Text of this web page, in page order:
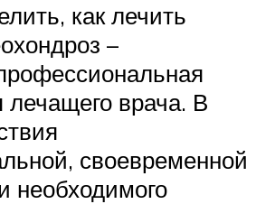
как лечить
–
лечащего врача. В
своевременной
необходимого